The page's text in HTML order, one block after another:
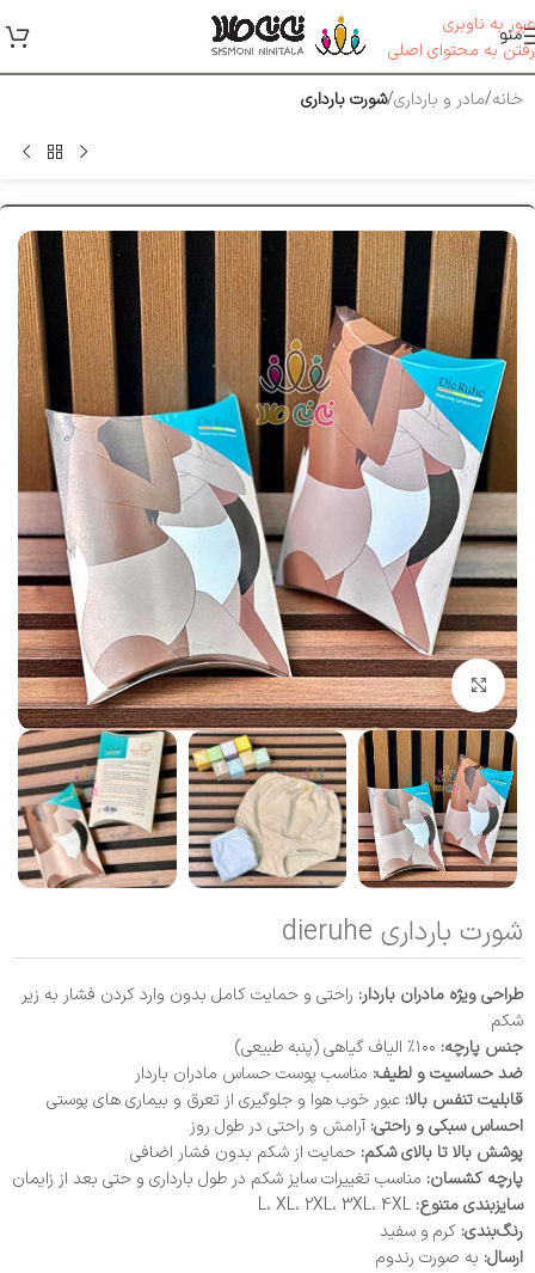
عبور به ناوبری
رفتن به محتوای اصلی
منو
خانه مادر و بارداری شورت بارداری
بزرگنمایی تصویر
شورت بارداری dieruhe
طراحی ویژه مادران باردار: راحتی و حمایت کامل بدون وارد کردن فشار به زیر
شکم
جنس پارچه:
ضد حساسیت و لطیف: مناسب پوست حساس مادران باردار
قابلیت تنفس بالا: عبور خوب هوا و جلوگیری از تعرق و بیماری‌ های پوستی
احساس سبکی و راحتی: آرامش و راحتی در طول روز
پوشش بالا تا بالای شکم: حمایت از شکم بدون فشار اضافی
پارچه کشسان: مناسب تغییرات سایز شکم در طول بارداری و حتی بعد از زایمان
سایزبندی متنوع: L، XL، 2XL، 3XL، 4XL
رنگ‌بندی: کرم و سفید
ارسال: به صورت رندوم